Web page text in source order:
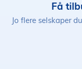
Få
Jo flere selskaper